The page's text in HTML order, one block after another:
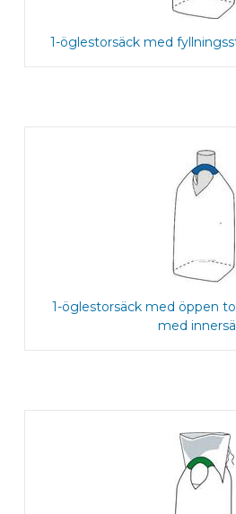
1-öglestorsäck med
1-öglestorsäck med öppen
med